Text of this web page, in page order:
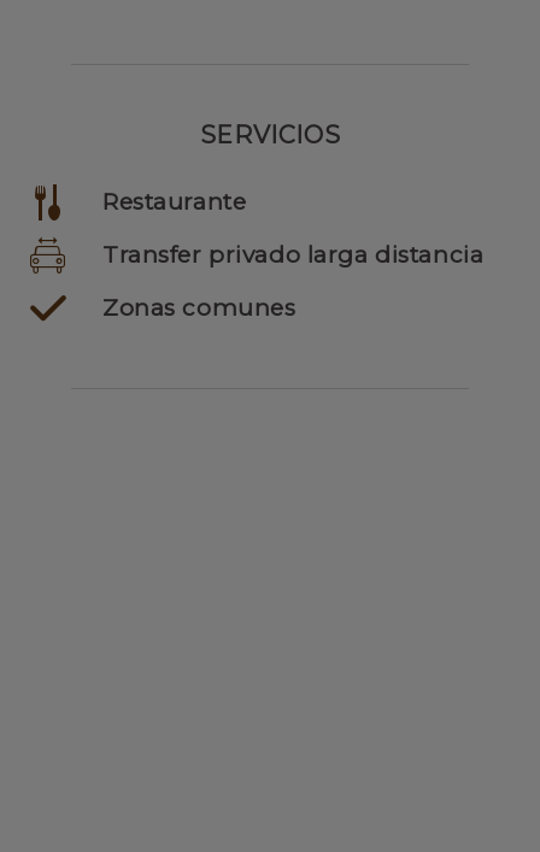
SERVICIOS
Restaurante
Transfer privado larga distancia
Zonas comunes